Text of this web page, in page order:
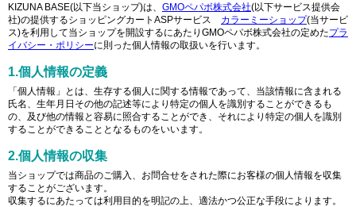
KIZUNA BASE(以下当ショップ)は、 GMOペパボ株式会社(以下サービス提供会
社)の提供するショッピングカートASPサービス カラーミーショップ(当サービ
ス)を利用して当ショップを開設するにあたりGMOペパボ株式会社の定めたプラ
イバシー・ポリシーに則った個人情報の取扱いを行います。
1.個人情報の定義
「個人情報」とは、生存する個人に関する情報であって、当該情報に含まれる
氏名、生年月日その他の記述等により特定の個人を識別することができるも
の、及び他の情報と容易に照合することができ、それにより特定の個人を識別
することができることとなるものをいいます。
2.個人情報の収集
当ショップでは商品のご購入、お問合せをされた際にお客様の個人情報を収集
することがございます。
収集するにあたっては利用目的を明記の上、適法かつ公正な手段によります。